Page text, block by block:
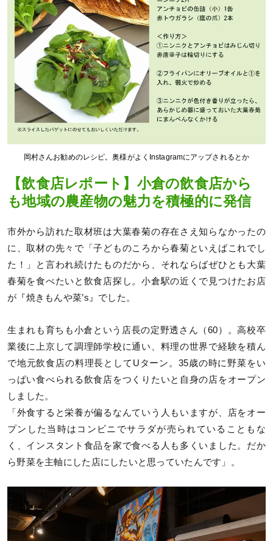
岡村さんお勧めのレシピ。奥様がよくInstagramにアップされるとか
【飲食店レポート】小倉の飲食店から
も地域の農産物の魅力を積極的に発信
市外から訪れた取材班は大葉春菊の存在さえ知らなかったの
に、取材の先々で「子どものころから春菊といえばこれでし
た！」と言われ続けたものだから、それならばぜひとも大葉
春菊を食べたいと飲食店探し。小倉駅の近くで見つけたお店
が『焼きもんや菜’s』でした。
生まれも育ちも小倉という店長の定野透さん（60）。高校卒
業後に上京して調理師学校に通い、料理の世界で経験を積ん
で地元飲食店の料理長としてUターン。35歳の時に野菜をい
っぱい食べられる飲食店をつくりたいと自身の店をオープン
しました。
「外食すると栄養が偏るなんていう人もいますが、店をオー
プンした当時はコンビニでサラダが売られていることもな
く、インスタント食品を家で食べる人も多くいました。だか
ら野菜を主軸にした店にしたいと思っていたんです」。